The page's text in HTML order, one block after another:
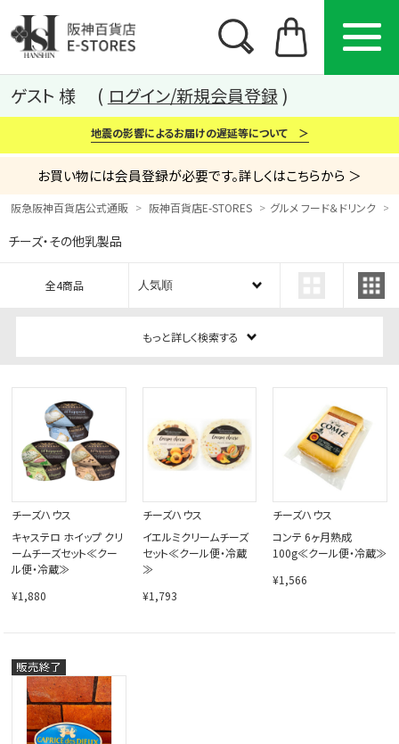
カテゴリー ブランド
ゲスト 様 ログイン/新規会員登録
地震の影響によるお届けの遅延等について ＞
お買い物には会員登録が必要です。詳しくはこちらから ＞
阪急阪神百貨店公式通販 阪神百貨店E-STORES グルメ フード＆ドリンク
チーズ・その他乳製品
全4商品
もっと詳しく検索する
チーズハウス
キャステロ ホイップ クリ
ームチーズセット≪クー
ル便・冷蔵≫
¥1,880
チーズハウス
イエルミクリームチーズ
セット≪クール便・冷蔵
≫
¥1,793
チーズハウス
コンテ 6ヶ月熟成
100g≪クール便・冷蔵≫
¥1,566